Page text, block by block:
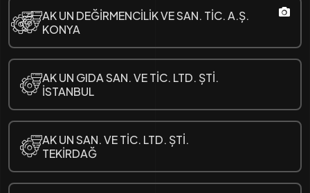
AK UN DEĞİRMENCİLİK VE SAN. TİC. A.Ș.
KONYA
AK UN GIDA SAN. VE TİC. LTD. ȘTİ.
İSTANBUL
AK UN SAN. VE TİC. LTD. ȘTİ.
TEKİRDAĞ